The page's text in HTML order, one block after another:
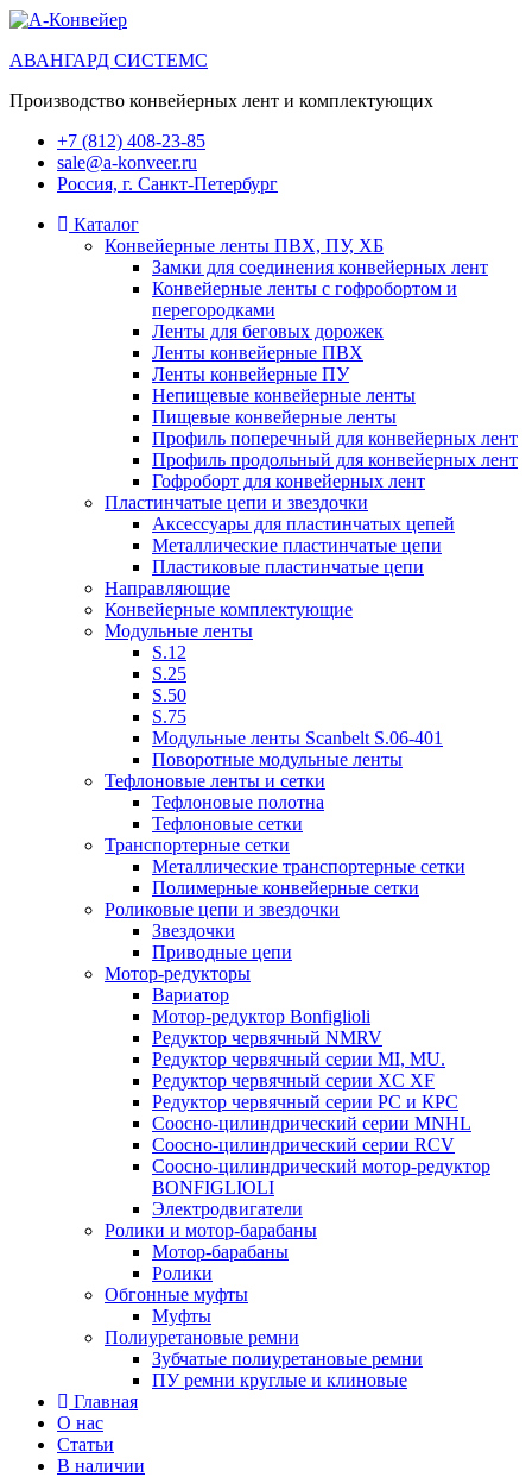
АВАНГАРД СИСТЕМС
Производство конвейерных лент и комплектующих
+7 (812) 408-23-85
sale@a-konveer.ru
Россия, г. Санкт-Петербург
Каталог
Конвейерные ленты ПВХ, ПУ, ХБ
Замки для соединения конвейерных лент
Конвейерные ленты с гофробортом и
перегородками
Ленты для беговых дорожек
Ленты конвейерные ПВХ
Ленты конвейерные ПУ
Непищевые конвейерные ленты
Пищевые конвейерные ленты
Профиль поперечный для конвейерных лент
Профиль продольный для конвейерных лент
Гофроборт для конвейерных лент
Пластинчатые цепи и звездочки
Аксессуары для пластинчатых цепей
Металлические пластинчатые цепи
Пластиковые пластинчатые цепи
Направляющие
Конвейерные комплектующие
Модульные ленты
S.12
S.25
S.50
S.75
Модульные ленты Scanbelt S.06-401
Поворотные модульные ленты
Тефлоновые ленты и сетки
Тефлоновые полотна
Тефлоновые сетки
Транспортерные сетки
Металлические транспортерные сетки
Полимерные конвейерные сетки
Роликовые цепи и звездочки
Звездочки
Приводные цепи
Мотор-редукторы
Вариатор
Мотор-редуктор Bonfiglioli
Редуктор червячный NMRV
Редуктор червячный серии MI, MU.
Редуктор червячный серии XC XF
Редуктор червячный серии РС и КРС
Соосно-цилиндрический серии MNHL
Соосно-цилиндрический серии RCV
Соосно-цилиндрический мотор-редуктор
BONFIGLIOLI
Электродвигатели
Ролики и мотор-барабаны
Мотор-барабаны
Ролики
Обгонные муфты
Муфты
Полиуретановые ремни
Зубчатые полиуретановые ремни
ПУ ремни круглые и клиновые
Главная
О нас
Статьи
В наличии